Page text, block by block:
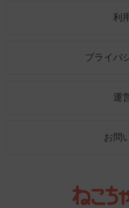
利
プライバ
運
お問